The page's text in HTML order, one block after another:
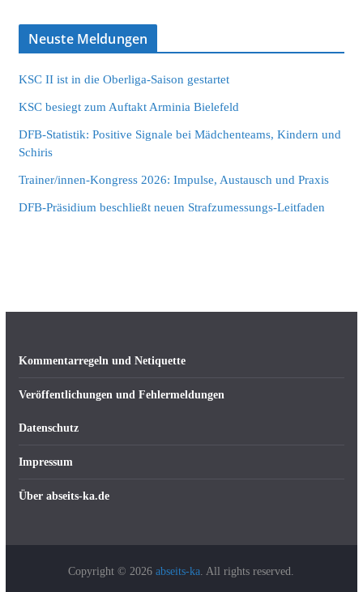
Neuste Meldungen
KSC II ist in die Oberliga-Saison gestartet
KSC besiegt zum Auftakt Arminia Bielefeld
DFB-Statistik: Positive Signale bei Mädchenteams, Kindern und
Schiris
Trainer/innen-Kongress 2026: Impulse, Austausch und Praxis
DFB-Präsidium beschließt neuen Strafzumessungs-Leitfaden
Kommentarregeln und Netiquette
Veröffentlichungen und Fehlermeldungen
Datenschutz
Impressum
Über abseits-ka.de
Copyright © 2026abseits-ka. All rights reserved.